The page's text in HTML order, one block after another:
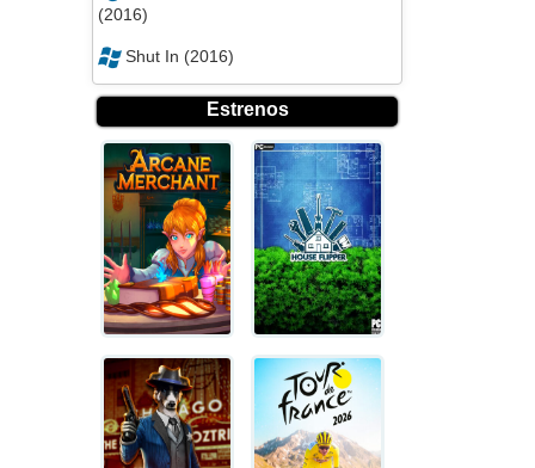
(2016)
Shut In (2016)
Estrenos